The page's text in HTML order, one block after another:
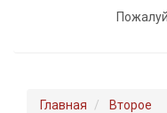
Главная Второе